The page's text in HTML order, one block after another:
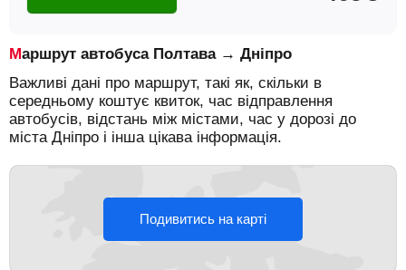
Маршрут автобуса Полтава → Дніпро
Важливі дані про маршрут, такі як, скільки в
середньому коштує квиток, час відправлення
автобусів, відстань між містами, час у дорозі до
міста Дніпро і інша цікава інформація.
Подивитись на карті